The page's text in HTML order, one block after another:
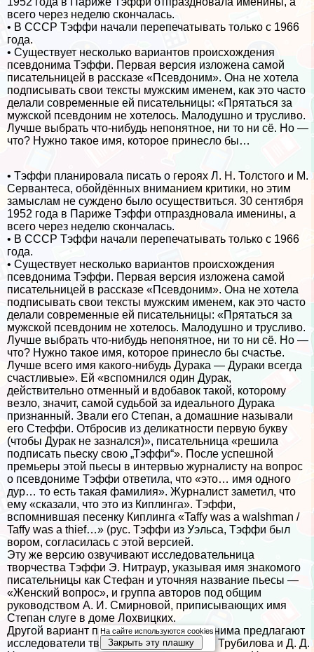
всего через неделю скончалась.
• В СССР Тэффи начали перепечатывать только с 1966
года.
• Существует несколько вариантов происхождения
псевдонима Тэффи. Первая версия изложена самой
писательницей в рассказе «Псевдоним». Она не хотела
подписывать свои тексты мужским именем, как это часто
делали современные ей писательницы: «Прятаться за
мужской псевдоним не хотелось. Малодушно и трусливо.
Лучше выбрать что-нибудь непонятное, ни то ни сё. Но —
что? Нужно такое имя, которое принесло бы…
• Тэффи планировала писать о героях Л. Н. Толстого и М.
Сервантеса, обойдённых вниманием критики, но этим
замыслам не суждено было осуществиться. 30 сентября
1952 года в Париже Тэффи отпраздновала именины, а
всего через неделю скончалась.
• В СССР Тэффи начали перепечатывать только с 1966
года.
• Существует несколько вариантов происхождения
псевдонима Тэффи. Первая версия изложена самой
писательницей в рассказе «Псевдоним». Она не хотела
подписывать свои тексты мужским именем, как это часто
делали современные ей писательницы: «Прятаться за
мужской псевдоним не хотелось. Малодушно и трусливо.
Лучше выбрать что-нибудь непонятное, ни то ни сё. Но —
что? Нужно такое имя, которое принесло бы счастье.
Лучше всего имя какого-нибудь Дypaка — Дypaки всегда
счастливые». Ей «вспомнился один Дypaк,
действительно отменный и вдобавок такой, которому
везло, значит, самой судьбой за идеального Дypaка
признанный. Звали его Степан, а домашние называли
его Стеффи. Отбросив из деликатности первую букву
(чтобы Дypaк не зазнался)», писательница «решила
подписать пьеску свою „Тэффи“». После успешной
премьеры этой пьесы в интервью журналисту на вопрос
о псевдониме Тэффи ответила, что «это… имя одного
дур… то есть такая фамилия». Журналист заметил, что
ему «сказали, что это из Киплинга». Тэффи,
вспомнившая песенку Киплинга «Taffy was a walshman /
Taffy was a thief…» (рус. Тэффи из Уэльса, Тэффи был
вором, согласилась с этой версией.
Эту же версию озвучивают исследовательница
творчества Тэффи Э. Нитраур, указывая имя знакомого
писательницы как Стефан и уточняя название пьесы —
«Женский вопрос», и группа авторов под общим
руководством А. И. Смирновой, приписывающих имя
Степан слуге в доме Лохвицких.
Другой вариант происхождения псевдонима предлагают
исследователи творчества Тэффи Е. М. Трубилова и Д. Д.
На сайте используются cookies
Закрыть эту плашку